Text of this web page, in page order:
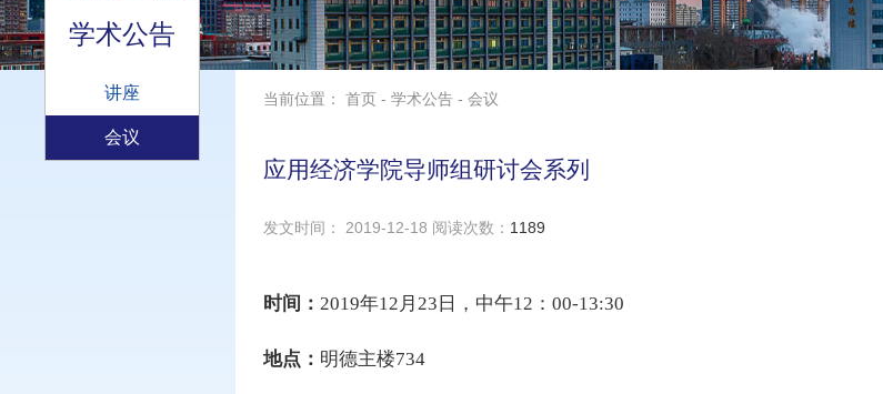
学术公告
讲座
会议
当前位置：首页 -学术公告 -会议
应用经济学院导师组研讨会系列
发文时间： 2019-12-18 阅读次数： 1189
时间：2019年12月23日，中午12：00-13:30
地点： 明德主楼734